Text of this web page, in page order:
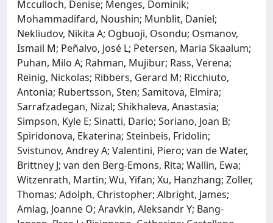
Mcculloch, Denise; Menges, Dominik;
Mohammadifard, Noushin; Munblit, Daniel;
Nekliudov, Nikita A; Ogbuoji, Osondu; Osmanov,
Ismail M; Peñalvo, José L; Petersen, Maria Skaalum;
Puhan, Milo A; Rahman, Mujibur; Rass, Verena;
Reinig, Nickolas; Ribbers, Gerard M; Ricchiuto,
Antonia; Rubertsson, Sten; Samitova, Elmira;
Sarrafzadegan, Nizal; Shikhaleva, Anastasia;
Simpson, Kyle E; Sinatti, Dario; Soriano, Joan B;
Spiridonova, Ekaterina; Steinbeis, Fridolin;
Svistunov, Andrey A; Valentini, Piero; van de Water,
Brittney J; van den Berg-Emons, Rita; Wallin, Ewa;
Witzenrath, Martin; Wu, Yifan; Xu, Hanzhang; Zoller,
Thomas; Adolph, Christopher; Albright, James;
Amlag, Joanne O; Aravkin, Aleksandr Y; Bang-